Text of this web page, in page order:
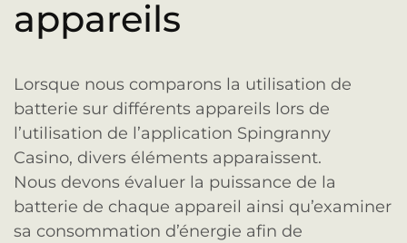
appareils
Lorsque nous comparons la utilisation de
batterie sur différents appareils lors de
l’utilisation de l’application Spingranny
Casino, divers éléments apparaissent.
Nous devons évaluer la puissance de la
batterie de chaque appareil ainsi qu’examiner
sa consommation d’énergie afin de